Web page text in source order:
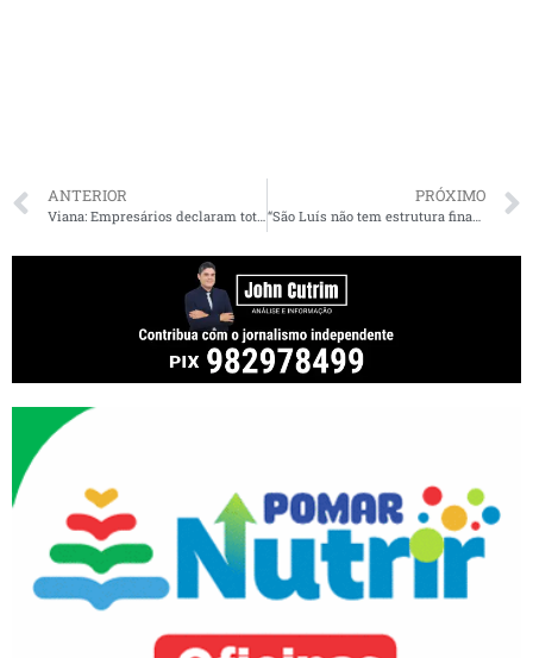
ANTERIOR
Viana: Empresários declaram total apoio ao projeto de reeleição de Magrado Barros
PRÓXIMO
“São Luís não tem estrutura financeira para pagar auxílio emergencial”, diz Bira em “Pinga Fogo”